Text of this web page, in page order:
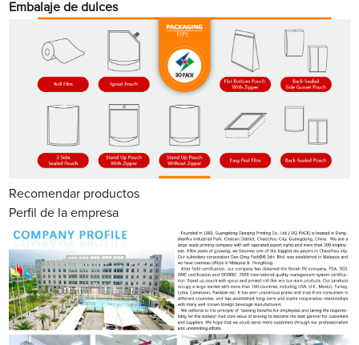
Embalaje de dulces
Recomendar productos
Perfil de la empresa